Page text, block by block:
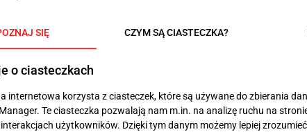
i tych, które dopiero chcą rozpocząć swoją przygodę z
się w Ogrodzie Różanym.
i kreatywność. Już 20 czerwca uczestnicy
artystyczne inspirowane symboliką róży. Tydzień później
Różanym połączony z tworzeniem autorskich
historię jednego z najpiękniejszych miejsc w Szczecinie i